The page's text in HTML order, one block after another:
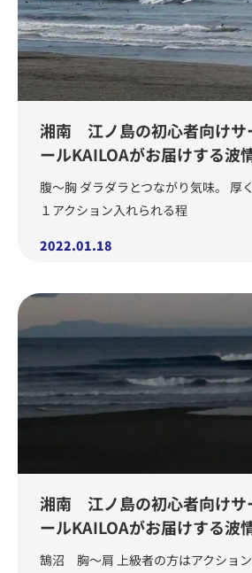
湘南 江ノ島の初心者向けサ
ールKAILOAがお届けする波
腹〜胸 ダラダラとつながり気味。 厚
１アクション入れられる程
2022.01.18
湘南 江ノ島の初心者向けサ
ールKAILOAがお届けする波
鵠沼 胸〜肩 上級者の方はアクショ